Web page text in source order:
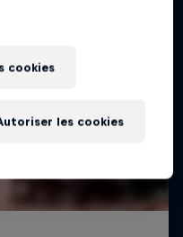
cookies
les cookies